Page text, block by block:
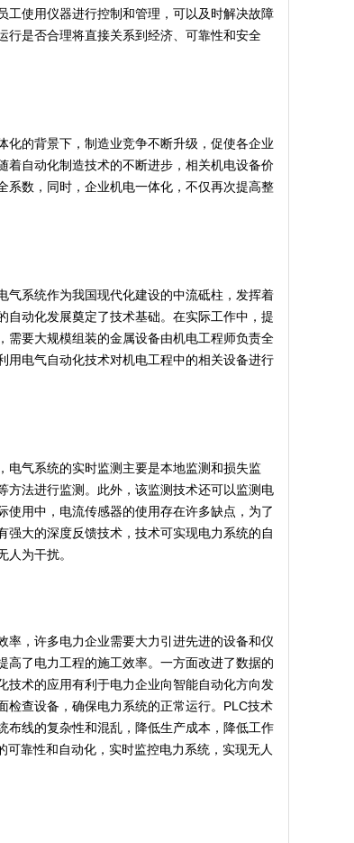
工使用仪器进行控制和管理，可以及时解决故障
行是否合理将直接关系到经济、可靠性和安全
化的背景下，制造业竞争不断升级，促使各企业
着自动化制造技术的不断进步，相关机电设备价
系数，同时，企业机电一体化，不仅再次提高整
气系统作为我国现代化建设的中流砥柱，发挥着
动化发展奠定了技术基础。在实际工作中，提
需要大规模组装的金属设备由机电工程师负责全
用电气自动化技术对机电工程中的相关设备进行
电气系统的实时监测主要是本地监测和损失监
方法进行监测。此外，该监测技术还可以监测电
用中，电流传感器的使用存在许多缺点，为了
大的深度反馈技术，技术可实现电力系统的自
为干扰。
，许多电力企业需要大力引进先进的设备和仪
了电力工程的施工效率。一方面改进了数据的
技术的应用有利于电力企业向智能自动化方向发
检查设备，确保电力系统的正常运行。PLC技术
布线的复杂性和混乱，降低生产成本，降低工作
靠性和自动化，实时监控电力系统，实现无人